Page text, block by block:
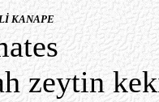
KANAPE
zeytin